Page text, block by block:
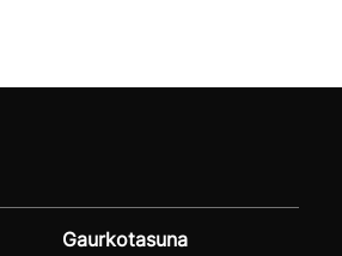
Gaurkotasuna